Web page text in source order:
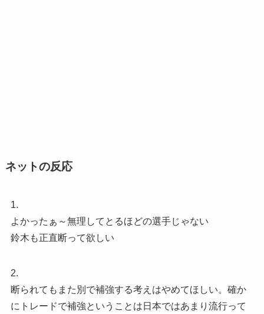
ネットの反応
1.
よかったぁ～無理してとるほどの選手じゃない
鈴木も正直断って欲しい
2.
断られてもまた別で補強する考えはやめてほしい。確か
にトレードで補強ということは日本ではあまり流行って